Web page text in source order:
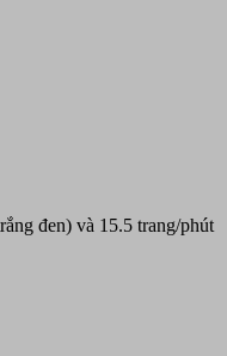
đen) và 15.5 trang/phút